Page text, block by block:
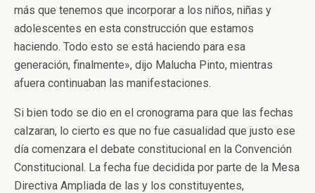
más que tenemos que incorporar a los niños, niñas y
adolescentes en esta construcción que estamos
haciendo. Todo esto se está haciendo para esa
generación, finalmente», dijo Malucha Pinto, mientras
afuera continuaban las manifestaciones.
Si bien todo se dio en el cronograma para que las fechas
calzaran, lo cierto es que no fue casualidad que justo ese
día comenzara el debate constitucional en la Convención
Constitucional. La fecha fue decidida por parte de la Mesa
Directiva Ampliada de las y los constituyentes,